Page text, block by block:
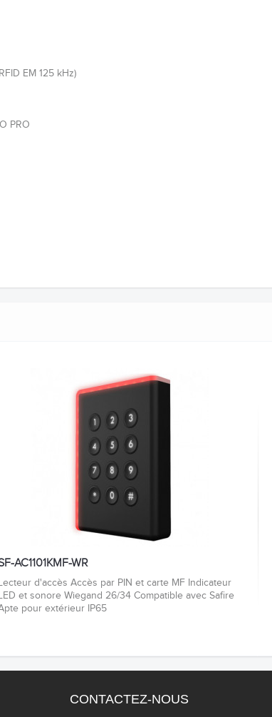
EM 125 kHz)
PRO
AC1101KMF-WR
d'accès Accès par PIN et carte MF Indicateur
et sonore Wiegand 26/34 Compatible avec Safire
pour extérieur IP65
CONTACTEZ-NOUS